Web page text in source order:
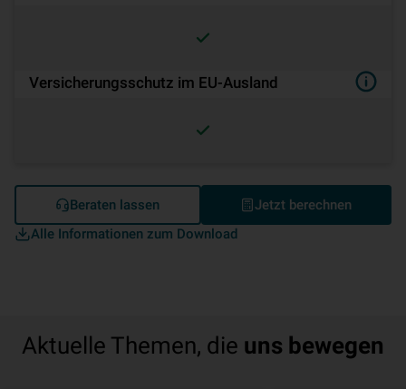
Versicherungsschutz im EU-Ausland
Alle Informationen zum Download
Beraten lassen Jetzt berechnen
Aktuelle Themen, die uns bewegen